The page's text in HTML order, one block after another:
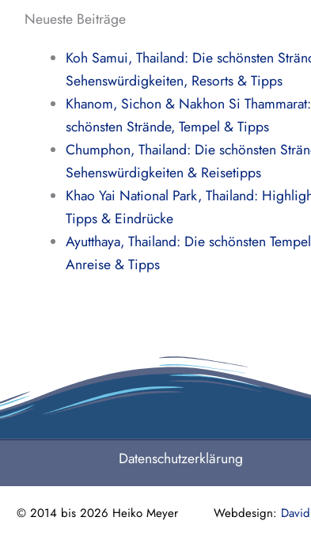
Neueste Beiträge
Koh Samui, Thailand: Die schönsten
Sehenswürdigkeiten, Resorts & Tipps
Khanom, Sichon & Nakhon Si
schönsten Strände, Tempel & Tipps
Chumphon, Thailand: Die schönsten
Sehenswürdigkeiten & Reisetipps
Khao Yai National Park, Thailand:
Tipps & Eindrücke
Ayutthaya, Thailand: Die schönsten
Anreise & Tipps
Datenschutzerklärung
© 2014 bis 2026 Heiko Meyer Webdesign: